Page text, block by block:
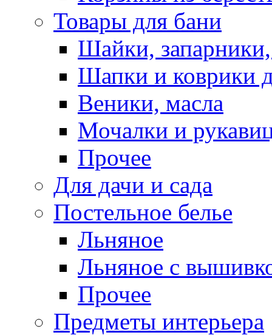
Товары для бани
Шайки,
Шапки и коврики
Веники, масла
Мочалки и
Прочее
Для дачи и сада
Постельное белье
Льняное
Льняное с
Прочее
Предметы интерьера